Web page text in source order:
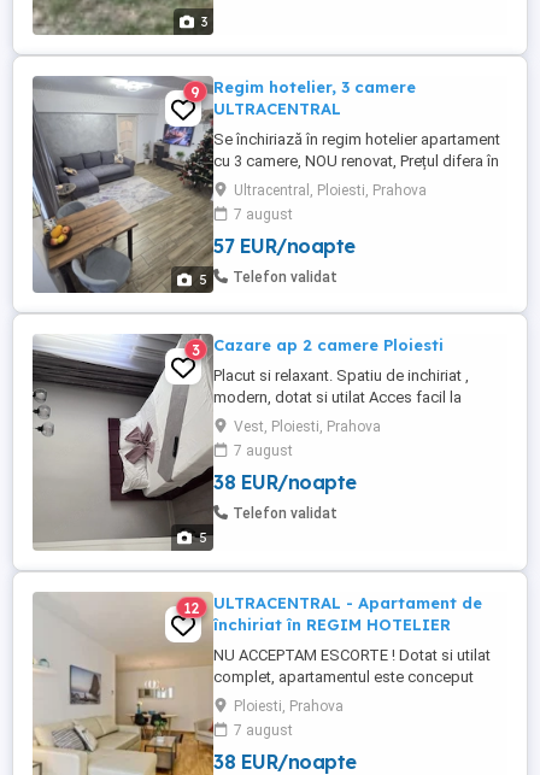
3
5
9
Regim hotelier, 3 camere
ULTRACENTRAL
Se închiriază în regim hotelier apartament
cu 3 camere, NOU renovat, Prețul difera în
funcție de numărul nopților cazate. Mobila
făcută pe comanda, toate
electrocasnicele noi.!!! Mașina de spălat,
expres or cafea, cuptor cu microunde,
cana fierbător. Wifi de mare viteza.
Ultracentral, Ploiesti, Prahova
7 august
57 EUR/noapte
Telefon validat
5
3 Cazare ap 2 camere Ploiesti
Placut si relaxant. Spatiu de inchiriat ,
modern, dotat si utilat Acces facil la
parcare, statie RATB, farmacie, parc West
Mall.
Vest, Ploiesti, Prahova
7 august
38 EUR/noapte
Telefon validat
12
ULTRACENTRAL - Apartament de
închiriat în REGIM HOTELIER
NU ACCEPTAM ESCORTE ! Dotat si utilat
complet, apartamentul este conceput
pentru a-ți oferi o ședere relaxantă și plină
de confort. Indiferent dacă ești în călătorie
de afaceri sau într-o escapadă de
weekend, vei găsi tot ce ai nevoie pentru a
Ploiesti, Prahova
7 august
38 EUR/noapte